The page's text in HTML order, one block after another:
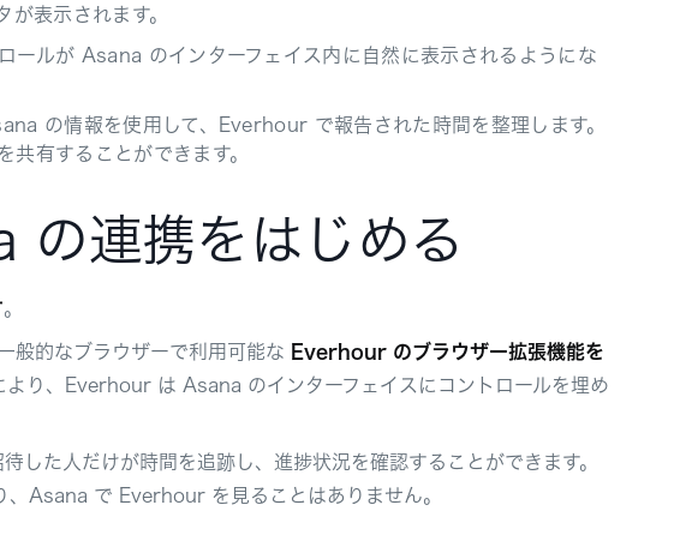
表示されます。
ールが Asana のインターフェイス内に自然に表示されるようにな
の情報を使用して、Everhour で報告された時間を整理します。
共有することができます。
連携をはじめる
。
般的なブラウザーで利用可能な Everhour のブラウザー拡張機能を
より、Everhour は Asana のインターフェイスにコントロールを埋め
た人だけが時間を追跡し、進捗状況を確認することができます。
Asana で Everhour を見ることはありません。